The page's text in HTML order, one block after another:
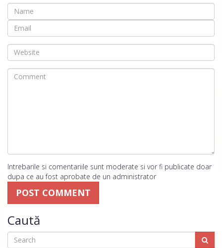
Intrebarile si comentariile sunt moderate si vor fi publicate doar
dupa ce au fost aprobate de un administrator
Caută